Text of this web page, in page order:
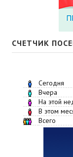
СЧЕТЧИК
Сегодня
Вчера
На этой
В этом
Всего